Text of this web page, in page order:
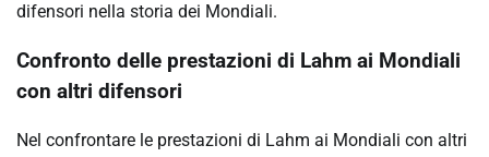
difensori nella storia dei Mondiali.
Confronto delle prestazioni di Lahm ai Mondiali
con altri difensori
Nel confrontare le prestazioni di Lahm ai Mondiali con altri